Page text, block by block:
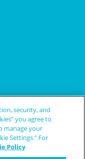
security, and
you agree to
manage your
Settings.” For
Policy